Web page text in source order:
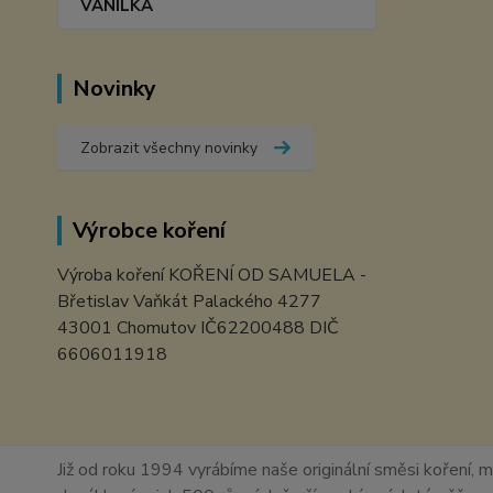
VANILKA
Novinky
Zobrazit všechny novinky
Výrobce koření
Výroba koření KOŘENÍ OD SAMUELA -
Břetislav Vaňkát Palackého 4277
43001 Chomutov IČ62200488 DIČ
6606011918
Již od roku 1994 vyrábíme naše originální směsi koření,